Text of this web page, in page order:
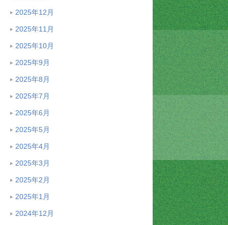
2025年12月
2025年11月
2025年10月
2025年9月
2025年8月
2025年7月
2025年6月
2025年5月
2025年4月
2025年3月
2025年2月
2025年1月
2024年12月